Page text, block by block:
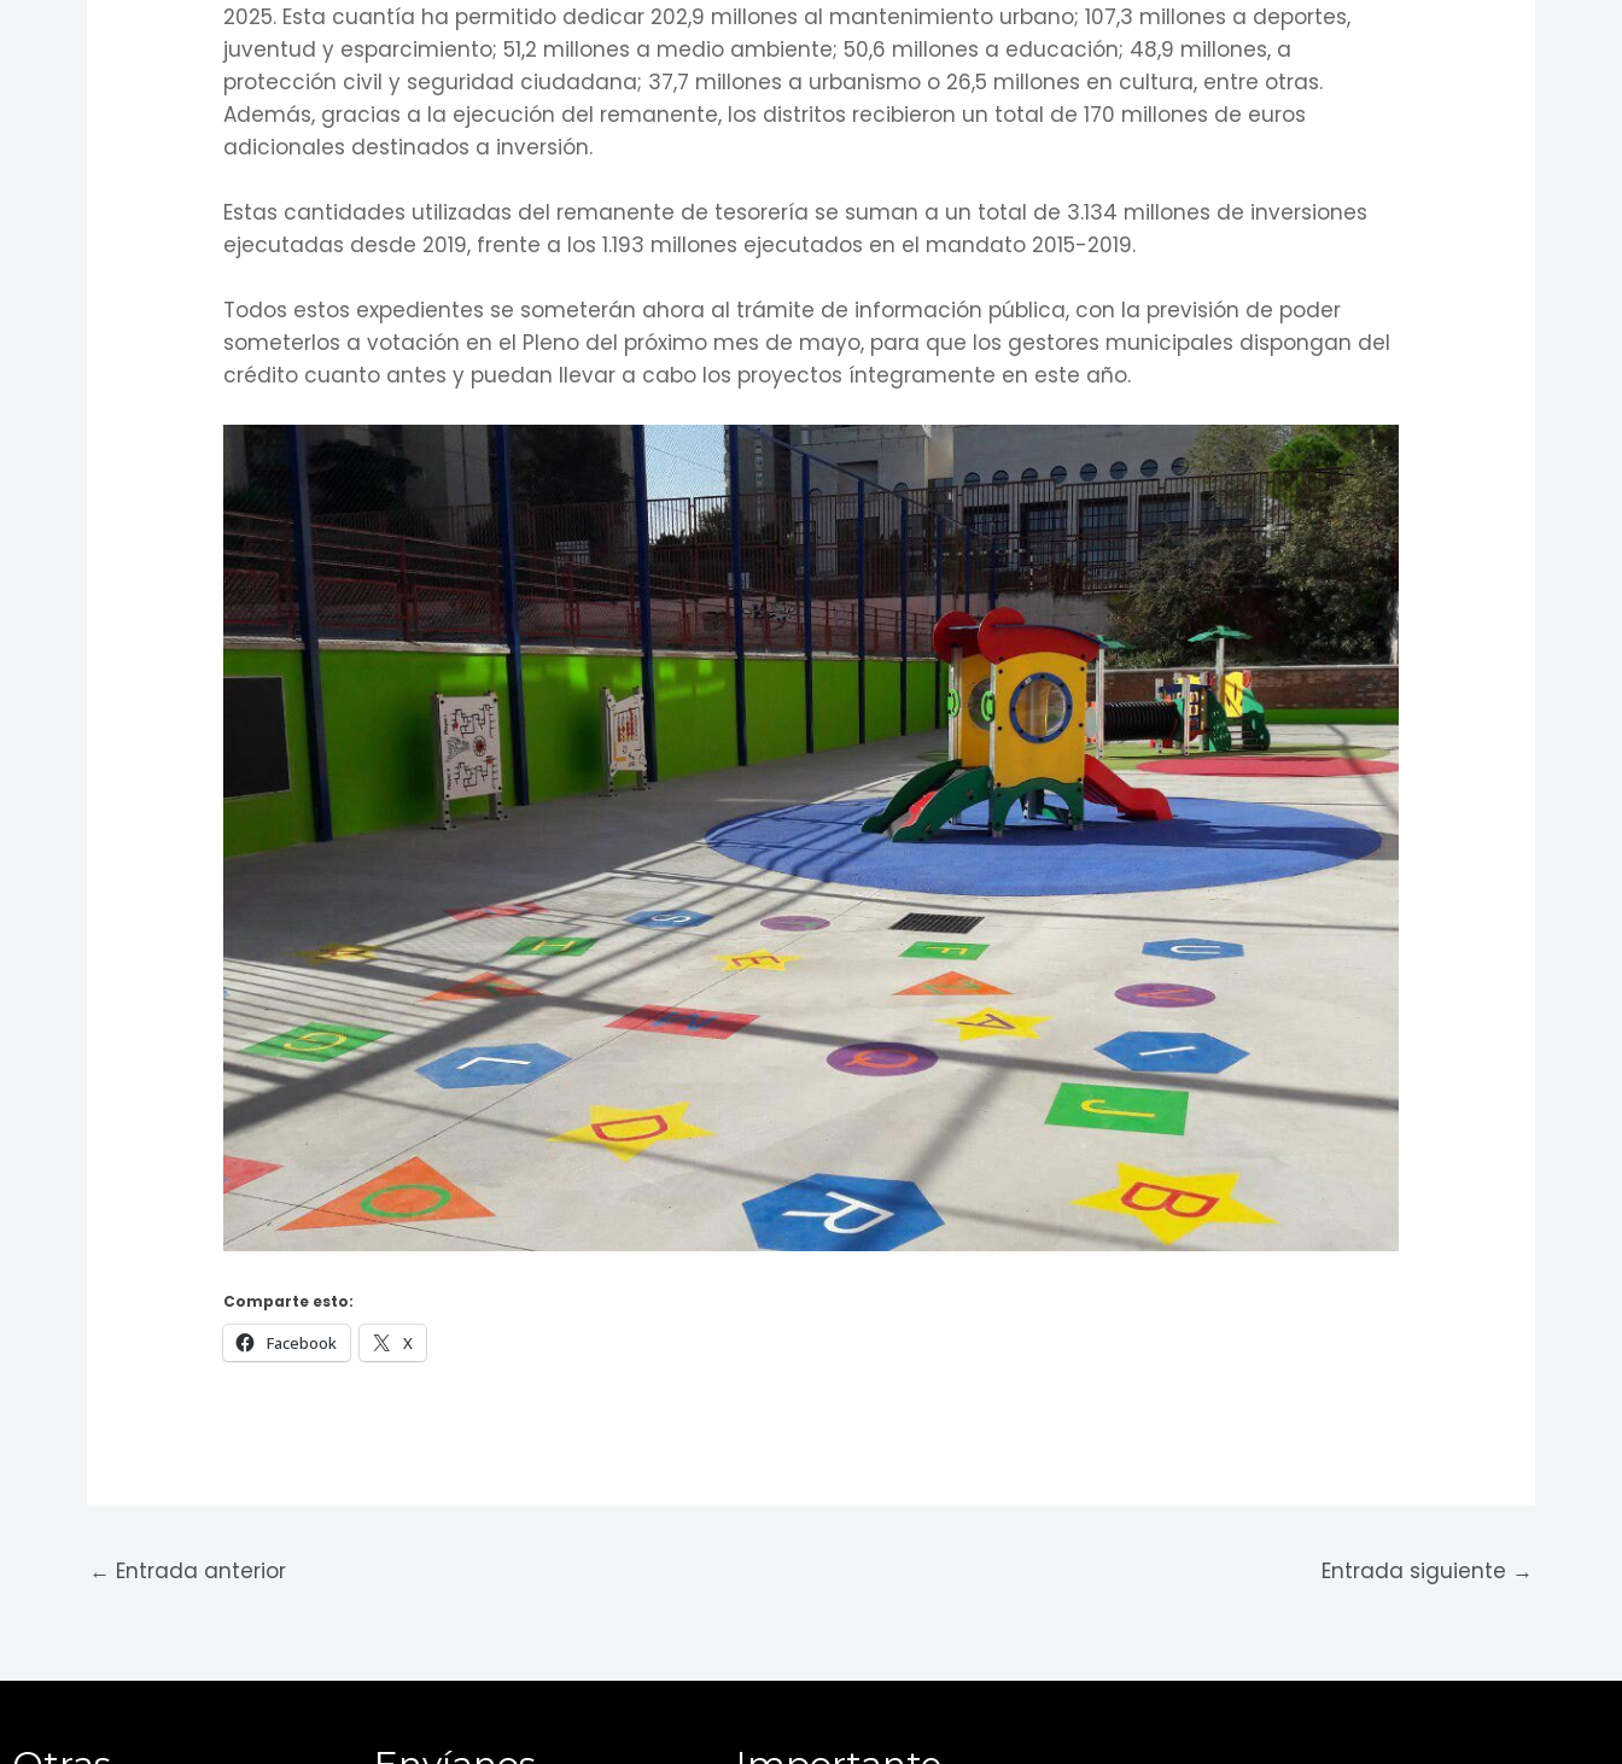
2025. Esta cuantía ha permitido dedicar 202,9 millones al mantenimiento urbano; 107,3 millones a deportes,
juventud y esparcimiento; 51,2 millones a medio ambiente; 50,6 millones a educación; 48,9 millones, a
protección civil y seguridad ciudadana; 37,7 millones a urbanismo o 26,5 millones en cultura, entre otras.
Además, gracias a la ejecución del remanente, los distritos recibieron un total de 170 millones de euros
adicionales destinados a inversión.
Estas cantidades utilizadas del remanente de tesorería se suman a un total de 3.134 millones de inversiones
ejecutadas desde 2019, frente a los 1.193 millones ejecutados en el mandato 2015-2019.
Todos estos expedientes se someterán ahora al trámite de información pública, con la previsión de poder
someterlos a votación en el Pleno del próximo mes de mayo, para que los gestores municipales dispongan del
crédito cuanto antes y puedan llevar a cabo los proyectos íntegramente en este año.
Comparte esto:
Facebook X
← Entrada anterior Entrada siguiente →